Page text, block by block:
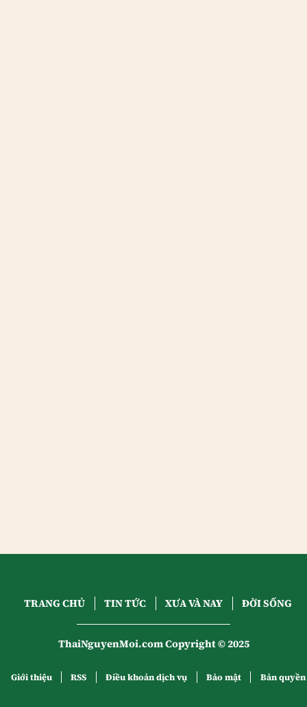
TRANG CHỦ TIN TỨC XƯA VÀ NAY ĐỜI SỐNG
ThaiNguyenMoi.com Copyright © 2025
Giới thiệu RSS Điều khoản dịch vụ Bảo mật Bản quyền